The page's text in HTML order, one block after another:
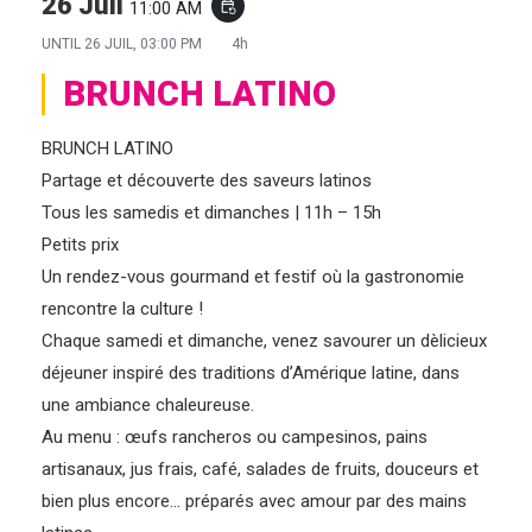
11:00 AM event_repeat
UNTIL 26 JUIL, 03:00 PM 4h
BRUNCH LATINO
BRUNCH LATINO
Partage et découverte des saveurs latinos
Tous les samedis et dimanches | 11h – 15h
Petits prix
Un rendez-vous gourmand et festif où la gastronomie
rencontre la culture !
Chaque samedi et dimanche, venez savourer un dèlicieux
déjeuner inspiré des traditions d’Amérique latine, dans
une ambiance chaleureuse.
Au menu : œufs rancheros ou campesinos, pains
artisanaux, jus frais, café, salades de fruits, douceurs et
bien plus encore… préparés avec amour par des mains